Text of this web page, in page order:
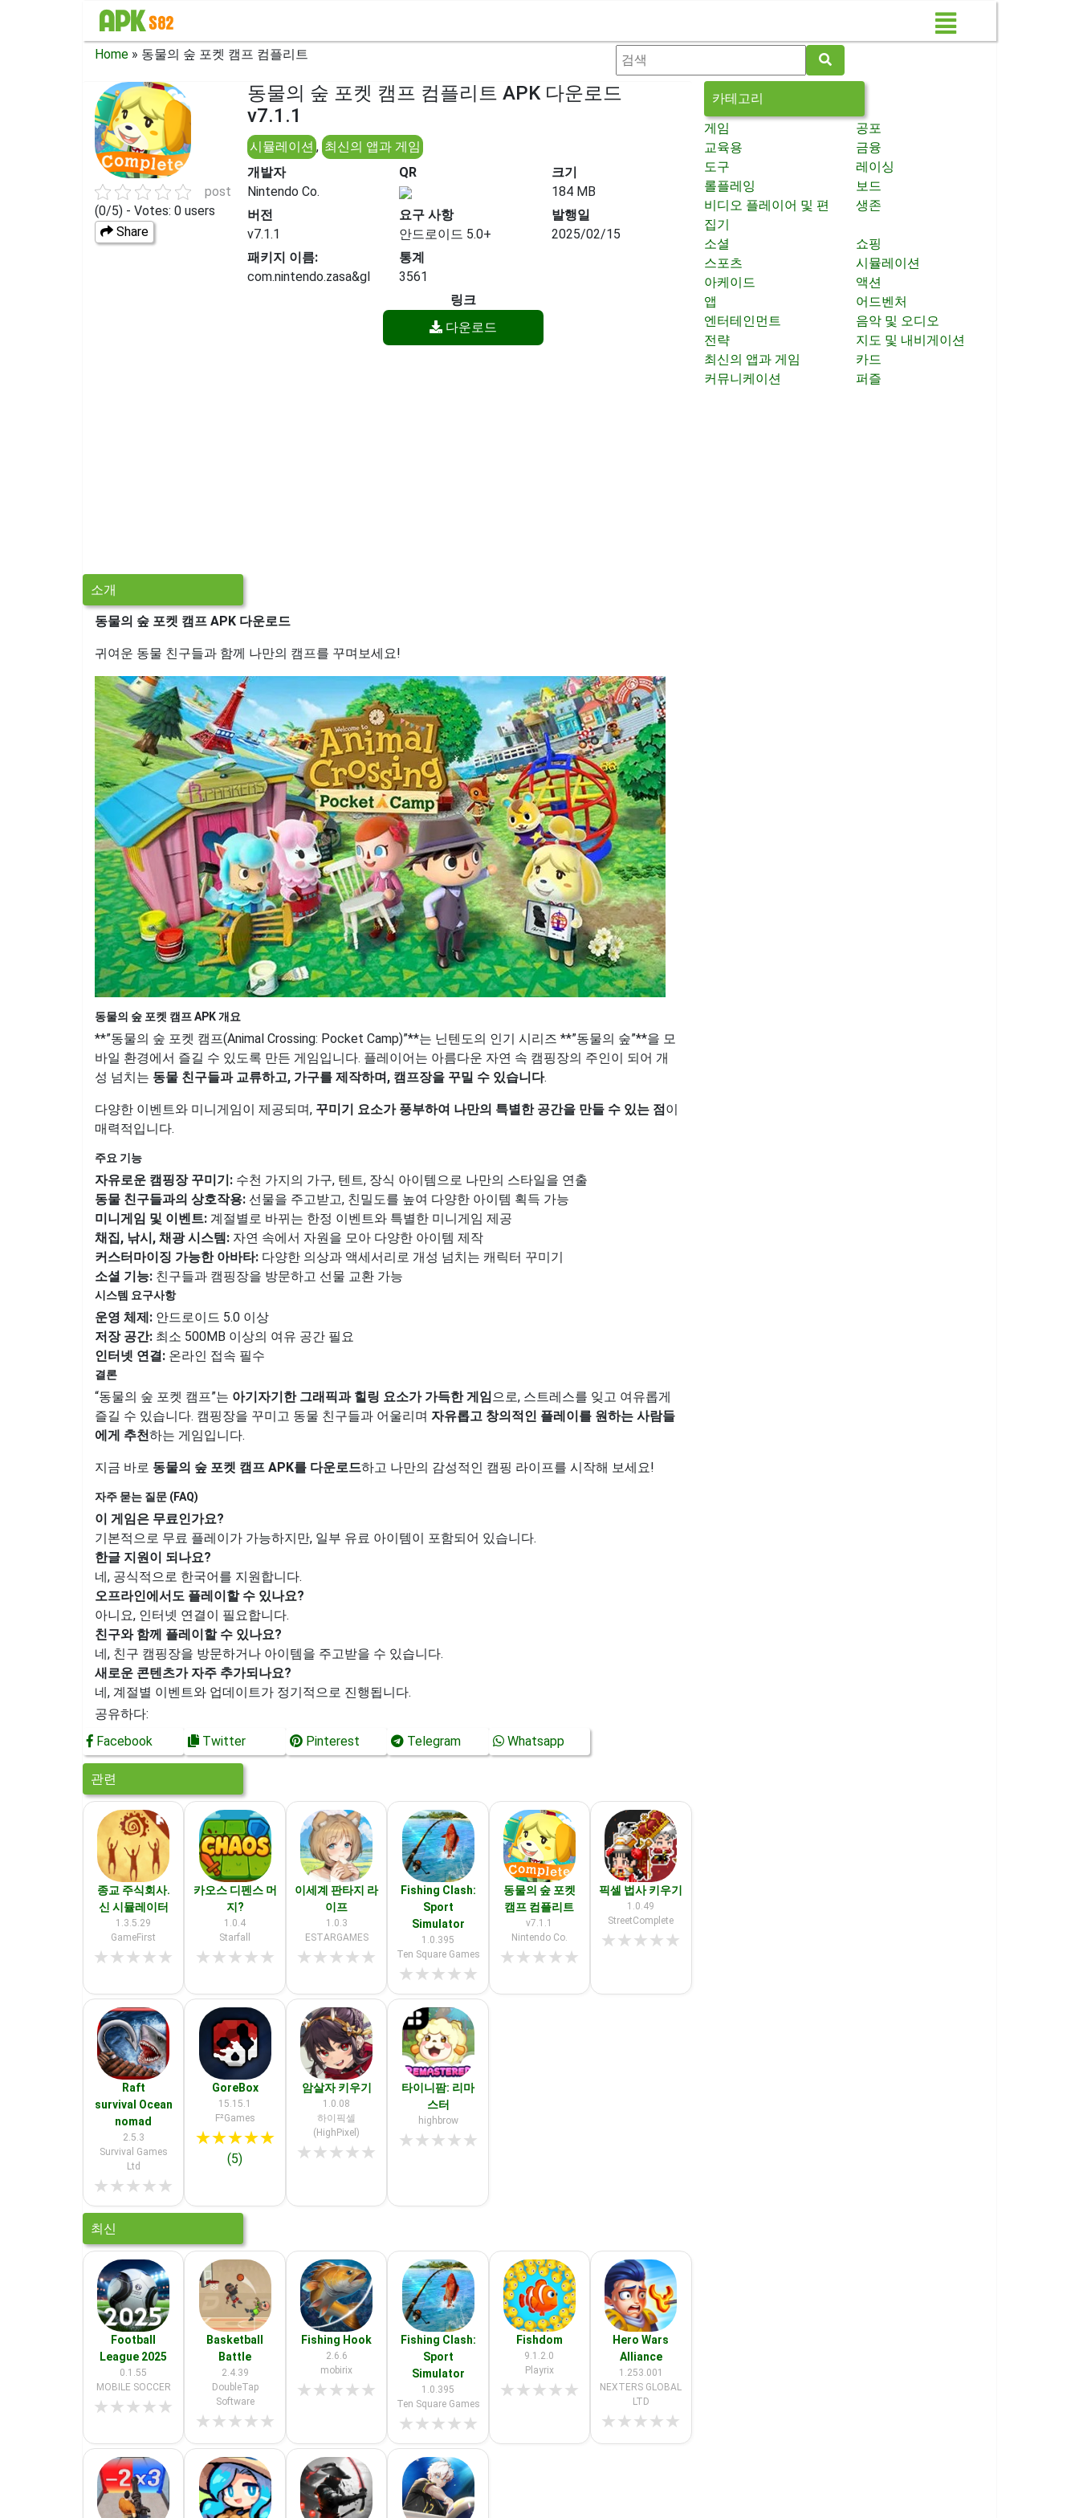
Home » 동물의 숲 포켓 캠프 컴플리트
post
(0/5) - Votes: 0 users
Share
동물의 숲 포켓 캠프 컴플리트 APK 다운로드
v7.1.1
시뮬레이션 , 최신의 앱과 게임
개발자
Nintendo Co.
QR
크기
184 MB
버전
v7.1.1
요구 사항
안드로이드 5.0+
발행일
2025/02/15
패키지 이름:
com.nintendo.zasa&gl
통계
3561
링크
다운로드
소개
동물의 숲 포켓 캠프 APK 다운로드
귀여운 동물 친구들과 함께 나만의 캠프를 꾸며보세요!
동물의 숲 포켓 캠프 APK 개요
**”동물의 숲 포켓 캠프(Animal Crossing: Pocket Camp)”**는 닌텐도의 인기 시리즈 **”동물의 숲”**을 모
바일 환경에서 즐길 수 있도록 만든 게임입니다. 플레이어는 아름다운 자연 속 캠핑장의 주인이 되어 개
성 넘치는 동물 친구들과 교류하고, 가구를 제작하며, 캠프장을 꾸밀 수 있습니다.
다양한 이벤트와 미니게임이 제공되며, 꾸미기 요소가 풍부하여 나만의 특별한 공간을 만들 수 있는 점이
매력적입니다.
주요 기능
자유로운 캠핑장 꾸미기: 수천 가지의 가구, 텐트, 장식 아이템으로 나만의 스타일을 연출
동물 친구들과의 상호작용: 선물을 주고받고, 친밀도를 높여 다양한 아이템 획득 가능
미니게임 및 이벤트: 계절별로 바뀌는 한정 이벤트와 특별한 미니게임 제공
채집, 낚시, 채광 시스템: 자연 속에서 자원을 모아 다양한 아이템 제작
커스터마이징 가능한 아바타: 다양한 의상과 액세서리로 개성 넘치는 캐릭터 꾸미기
소셜 기능: 친구들과 캠핑장을 방문하고 선물 교환 가능
시스템 요구사항
운영 체제: 안드로이드 5.0 이상
저장 공간: 최소 500MB 이상의 여유 공간 필요
인터넷 연결: 온라인 접속 필수
결론
“동물의 숲 포켓 캠프”는 아기자기한 그래픽과 힐링 요소가 가득한 게임으로, 스트레스를 잊고 여유롭게
즐길 수 있습니다. 캠핑장을 꾸미고 동물 친구들과 어울리며 자유롭고 창의적인 플레이를 원하는 사람들
에게 추천하는 게임입니다.
지금 바로 동물의 숲 포켓 캠프 APK를 다운로드하고 나만의 감성적인 캠핑 라이프를 시작해 보세요!
자주 묻는 질문 (FAQ)
이 게임은 무료인가요?
기본적으로 무료 플레이가 가능하지만, 일부 유료 아이템이 포함되어 있습니다.
한글 지원이 되나요?
네, 공식적으로 한국어를 지원합니다.
오프라인에서도 플레이할 수 있나요?
아니요, 인터넷 연결이 필요합니다.
친구와 함께 플레이할 수 있나요?
네, 친구 캠핑장을 방문하거나 아이템을 주고받을 수 있습니다.
새로운 콘텐츠가 자주 추가되나요?
네, 계절별 이벤트와 업데이트가 정기적으로 진행됩니다.
공유하다:
Facebook
Twitter Pinterest Telegram Whatsapp
관련
종교 주식회사.
신 시뮬레이터
1.3.5.29
GameFirst
★★★★★
카오스 디펜스 머
지?
1.0.4
Starfall
★★★★★
이세계 판타지 라
이프
1.0.3
ESTARGAMES
★★★★★
Fishing Clash:
Sport
Simulator
1.0.395
Ten Square Games
★★★★★
동물의 숲 포켓
캠프 컴플리트
v7.1.1
Nintendo Co.
★★★★★
픽셀 법사 키우기
1.0.49
StreetComplete
★★★★★
Raft
survival Ocean
nomad
2.5.3
Survival Games
Ltd
★★★★★
GoreBox
15.15.1
F²Games
★★★★★
(5)
암살자 키우기
1.0.08
하이픽셀
(HighPixel)
★★★★★
타이니팜: 리마
스터
highbrow
★★★★★
최신
Football
League 2025
0.1.55
MOBILE SOCCER
★★★★★
Basketball
Battle
2.4.39
DoubleTap
Software
★★★★★
Fishing Hook
2.6.6
mobirix
★★★★★
Fishing Clash:
Sport
Simulator
1.0.395
Ten Square Games
★★★★★
Fishdom
9.1.2.0
Playrix
★★★★★
Hero Wars
Alliance
1.253.001
NEXTERS GLOBAL
LTD
★★★★★
카테고리
게임
공포
교육용
금융
도구
레이싱
롤플레잉
보드
비디오 플레이어 및 편
집기
생존
소셜
쇼핑
스포츠
시뮬레이션
아케이드
액션
앱
어드벤처
엔터테인먼트
음악 및 오디오
전략
지도 및 내비게이션
최신의 앱과 게임
카드
커뮤니케이션
퍼즐